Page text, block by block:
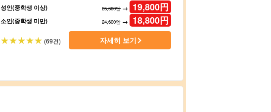
성인(중학생 이상) 25,600엔→ 19,800円
소인(중학생 미만) 24,600엔→ 18,800円
(69건) 자세히 보기